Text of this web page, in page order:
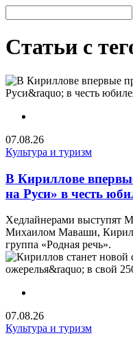
Статьи с
07.08.26
Культура и туризм
В Кириллове
на Руси» в честь
Хедлайнерами выступят
Михаилом Маваши,
группа «Родная речь».
07.08.26
Культура и туризм